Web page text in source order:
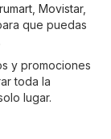
Movistar,
que puedas
y promociones
toda la
lugar.